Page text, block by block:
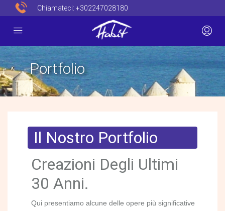
Chiamateci: +302247028180
Portfolio
Il Nostro Portfolio
Creazioni Degli Ultimi
30 Anni.
Qui presentiamo alcune delle opere più significative